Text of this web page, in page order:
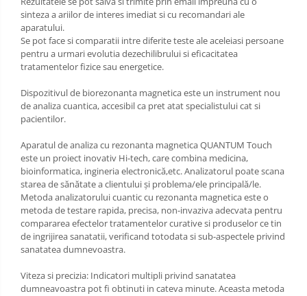
sinteza a ariilor de interes imediat si cu recomandari ale
aparatului.
Se pot face si comparatii intre diferite teste ale aceleiasi persoane
pentru a urmari evolutia dezechilibrului si eficacitatea
tratamentelor fizice sau energetice.
Dispozitivul de biorezonanta magnetica este un instrument nou
de analiza cuantica, accesibil ca pret atat specialistului cat si
pacientilor.
Aparatul de analiza cu rezonanta magnetica QUANTUM Touch
este un proiect inovativ Hi-tech, care combina medicina,
bioinformatica, ingineria electronică,etc. Analizatorul poate scana
starea de sănătate a clientului şi problema/ele principală/le.
Metoda analizatorului cuantic cu rezonanta magnetica este o
metoda de testare rapida, precisa, non-invaziva adecvata pentru
compararea efectelor tratamentelor curative si produselor ce tin
de ingrijirea sanatatii, verificand totodata si sub-aspectele privind
sanatatea dumnevoastra.
Viteza si precizia: Indicatori multipli privind sanatatea
dumneavoastra pot fi obtinuti in cateva minute. Aceasta metoda